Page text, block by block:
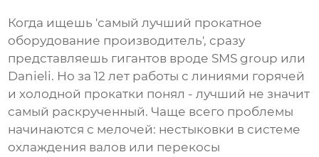
Когда ищешь 'самый лучший прокатное
оборудование производитель', сразу
представляешь гигантов вроде SMS group или
Danieli. Но за 12 лет работы с линиями горячей
и холодной прокатки понял - лучший не значит
самый раскрученный. Чаще всего проблемы
начинаются с мелочей: нестыковки в системе
охлаждения валов или перекосы